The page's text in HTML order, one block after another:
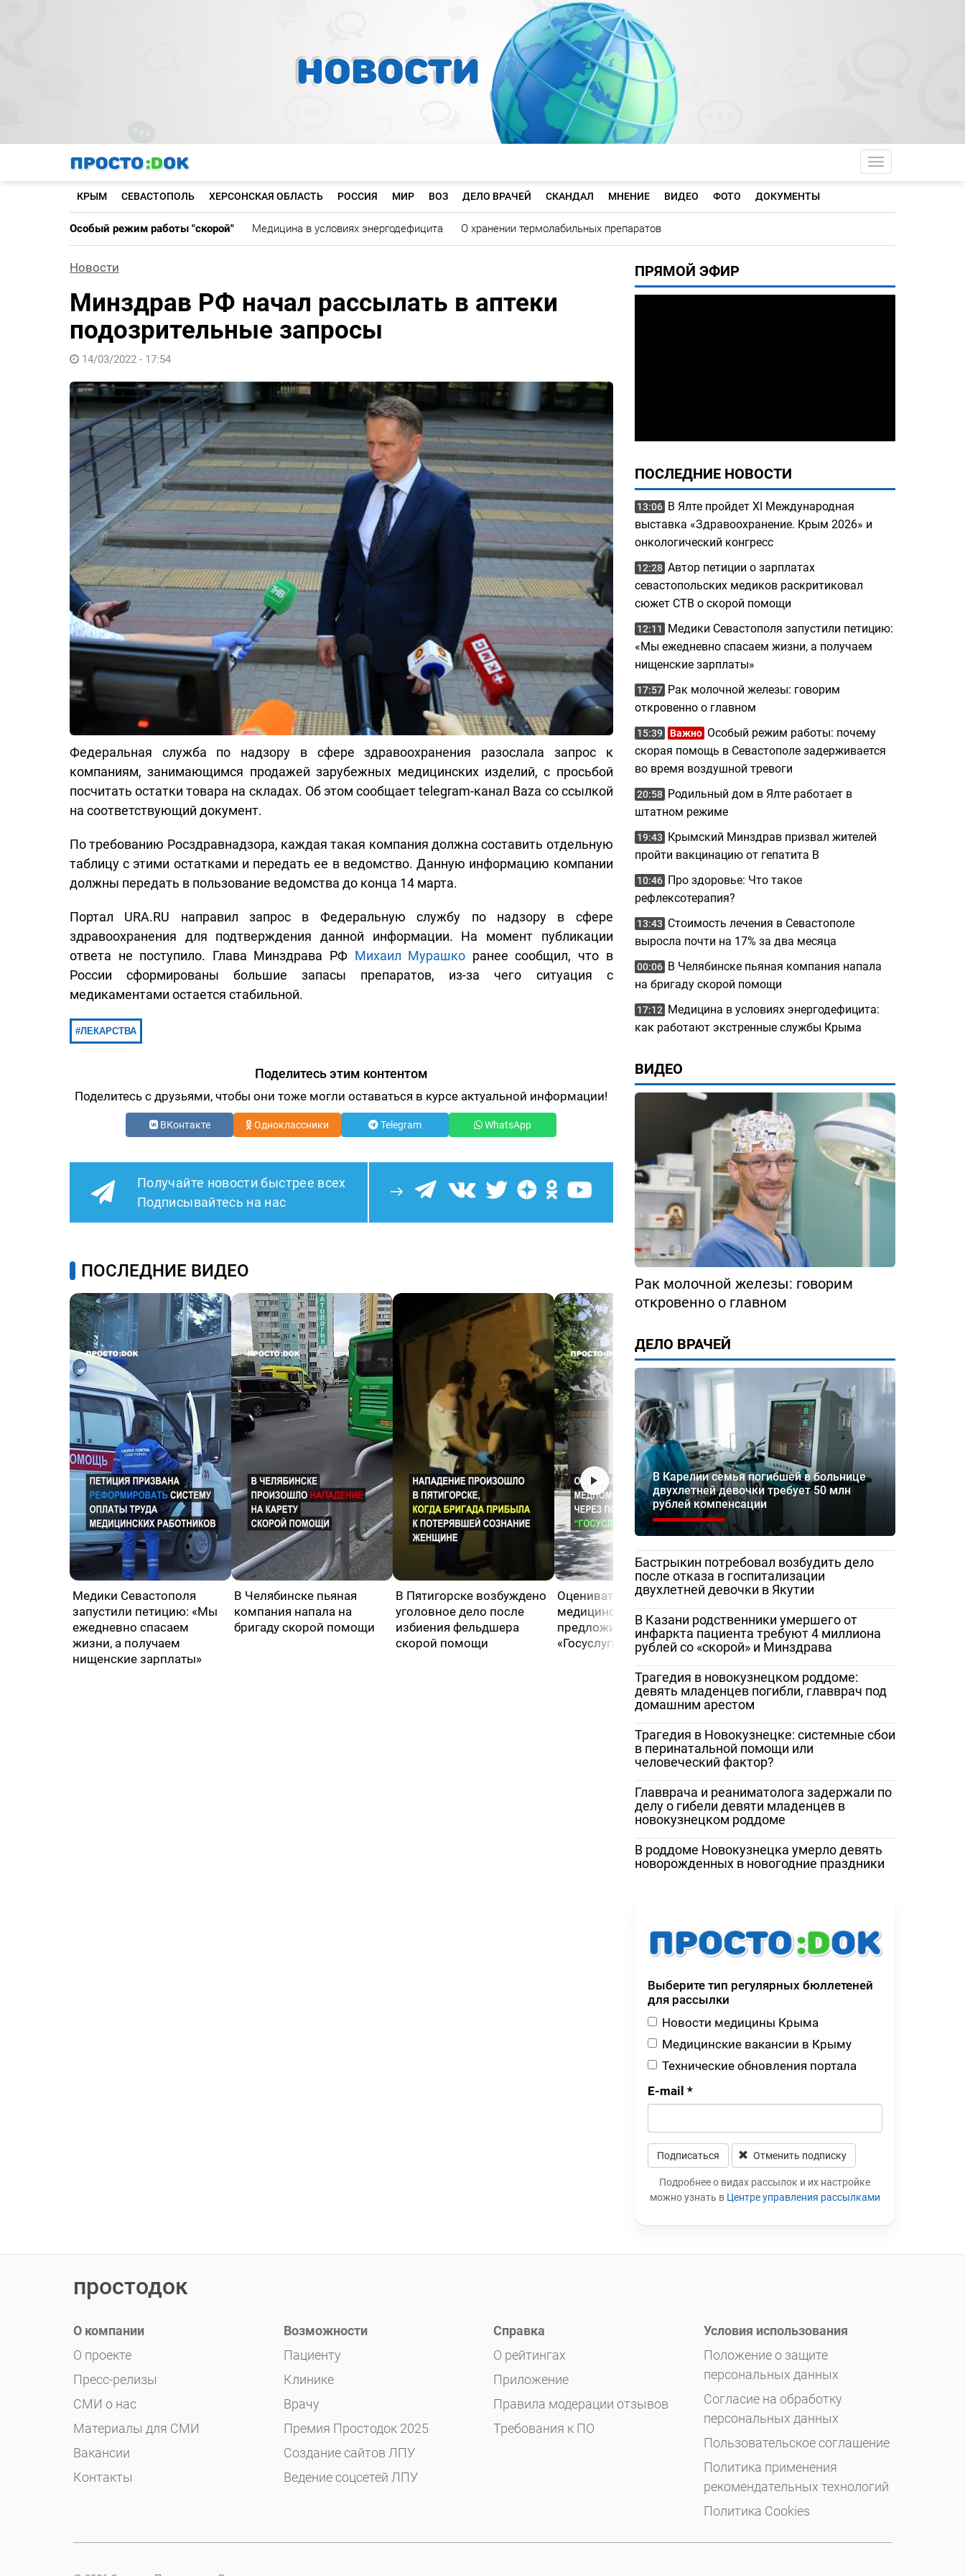
Toggle
КРЫМ СЕВАСТОПОЛЬ ХЕРСОНСКАЯ ОБЛАСТЬ РОССИЯ МИР ВОЗ ДЕЛО ВРАЧЕЙ СКАНДАЛ МНЕНИЕ ВИДЕО ФОТО ДОКУМЕНТЫ
Особый режим работы "скорой" Медицина в условиях энергодефицита О хранении термолабильных препаратов
Новости
Минздрав РФ начал рассылать в аптеки
подозрительные запросы
14/03/2022 - 17:54
Федеральная служба по надзору в сфере здравоохранения разослала запрос к
компаниям, занимающимся продажей зарубежных медицинских изделий, с просьбой
посчитать остатки товара на складах. Об этом сообщает telegram-канал Baza со ссылкой
на соответствующий документ.
По требованию Росздравнадзора, каждая такая компания должна составить отдельную
таблицу с этими остатками и передать ее в ведомство. Данную информацию компании
должны передать в пользование ведомства до конца 14 марта.
Портал URA.RU направил запрос в Федеральную службу по надзору в сфере
здравоохранения для подтверждения данной информации. На момент публикации
ответа не поступило. Глава Минздрава РФ Михаил Мурашко ранее сообщил, что в
России сформированы большие запасы препаратов, из-за чего ситуация с
медикаментами остается стабильной.
ЛЕКАРСТВА
Поделитесь этим контентом
Поделитесь с друзьями, чтобы они тоже могли оставаться в курсе актуальной информации!
ВКонтакте Одноклассники Telegram WhatsApp
Получайте новости быстрее всех
Подписывайтесь на нас
ПОСЛЕДНИЕ ВИДЕО
Медики Севастополя
запустили петицию: «Мы
ежедневно спасаем
жизни, а получаем
нищенские зарплаты»
В Челябинске пьяная
компания напала на
бригаду скорой помощи
В Пятигорске возбуждено
уголовное дело после
избиения фельдшера
скорой помощи
Оценивать качество
медицинской помощи
предложили через портал
«Госуслуги»
«Жаловаться бесполезно»:
женщина сняла разруху в
Гатчинской межрайонной
больнице
Сорочинской
ПРЯМОЙ ЭФИР
ПОСЛЕДНИЕ НОВОСТИ
13:06 В Ялте пройдет XI Международная
выставка «Здравоохранение. Крым 2026» и
онкологический конгресс
12:28 Автор петиции о зарплатах
севастопольских медиков раскритиковал
сюжет СТВ о скорой помощи
12:11
Медики Севастополя запустили петицию:
«Мы ежедневно спасаем жизни, а получаем
нищенские зарплаты»
17:57 Рак молочной железы: говорим
откровенно о главном
15:39 Важно Особый режим работы: почему
скорая помощь в Севастополе задерживается
во время воздушной тревоги
20:58 Родильный дом в Ялте работает в
штатном режиме
19:43
Крымский Минздрав призвал жителей
пройти вакцинацию от гепатита B
10:46 Про здоровье: Что такое
рефлексотерапия?
13:43 Стоимость лечения в Севастополе
выросла почти на 17% за два месяца
00:06 В Челябинске пьяная компания напала
на бригаду скорой помощи
17:12 Медицина в условиях энергодефицита:
как работают экстренные службы Крыма
ВИДЕО
Рак молочной железы: говорим
откровенно о главном
ДЕЛО ВРАЧЕЙ
В Карелии семья погибшей в больнице
двухлетней девочки требует 50 млн
рублей компенсации
Бастрыкин потребовал возбудить дело
после отказа в госпитализации
двухлетней девочки в Якутии
В Казани родственники умершего от
инфаркта пациента требуют 4 миллиона
рублей со «скорой» и Минздрава
Трагедия в новокузнецком роддоме:
девять младенцев погибли, главврач под
домашним арестом
Трагедия в Новокузнецке: системные сбои
в перинатальной помощи или
человеческий фактор?
Главврача и реаниматолога задержали по
делу о гибели девяти младенцев в
новокузнецком роддоме
В роддоме Новокузнецка умерло девять
новорожденных в новогодние праздники
Выберите тип регулярных бюллетеней
для рассылки
Новости медицины Крыма
Медицинские вакансии в Крыму
Технические обновления портала
E-mail *
Подписаться Отменить подписку
Leave this field blank
Подробнее о видах рассылок и их настройке
можно узнать в Центре управления рассылками
простодок
О компании
О проекте
Пресс-релизы
СМИ о нас
Материалы для СМИ
Вакансии
Контакты
Возможности
Пациенту
Клинике
Врачу
Премия Простодок 2025
Создание сайтов ЛПУ
Ведение соцсетей ЛПУ
Справка
О рейтингах
Приложение
Правила модерации отзывов
Требования к ПО
Условия использования
Положение о защите
персональных данных
Согласие на обработку
персональных данных
Пользовательское соглашение
Политика применения
рекомендательных технологий
Политика Cookies